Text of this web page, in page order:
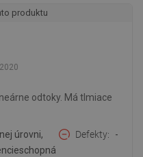
produktu
odtoky. Má tlmiace
úrovni,
Defekty -